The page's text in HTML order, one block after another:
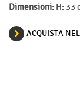
Dimensioni: H: 33
ACQUISTA